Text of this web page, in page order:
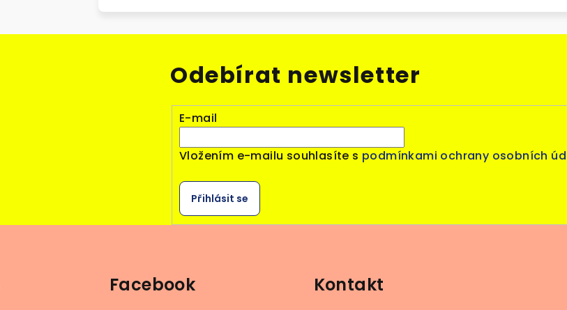
Odebírat newsletter
E-mail
Vložením e-mailu souhlasíte s podmínkami ochrany osobních
Přihlásit se
Facebook Kontakt